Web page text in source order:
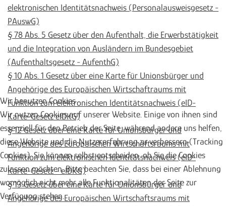
elektronischen Identitätsnachweis (Personalausweisgesetz -
PAuswG)
§ 78 Abs. 5 Gesetz über den Aufenthalt, die Erwerbstätigkeit
und die Integration von Ausländern im Bundesgebiet
(Aufenthaltsgesetz - AufenthG)
§ 10 Abs. 1 Gesetz über eine Karte für Unionsbürger und
Angehörige des Europäischen Wirtschaftraums mit
Funktion zum elektronischen Identitätsnachweis (eID-
Karte-Gesetz eIDKG)
§ 12 Gesetz über eine Karte für Unionsbürger und
Angehörige des Europäischen Wirtschaftsraums mit
Funktion zum elektronischen Identitätsnachweis (eID-
Karte-Gesetz - eIDKG)
§ 13 Gesetz über eine Karte für Unionsbürger und
Angehörige des Europäischen Wirtschaftsraums mit
Wir benutzen Cookies
Wir nutzen Cookies auf unserer Website. Einige von ihnen sind
essenziell für den Betrieb der Seite, während andere uns helfen,
diese Website und die Nutzererfahrung zu verbessern (Tracking
Cookies). Sie können selbst entscheiden, ob Sie die Cookies
zulassen möchten. Bitte beachten Sie, dass bei einer Ablehnung
womöglich nicht mehr alle Funktionalitäten der Seite zur
Verfügung stehen.